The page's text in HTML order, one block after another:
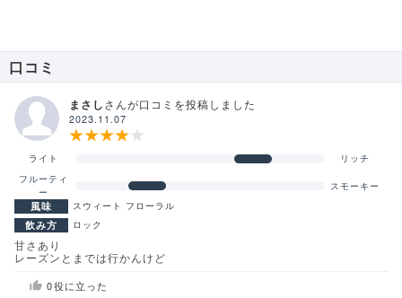
口コミ
まさしさんが口コミを投稿しました
2023.11.07
ライト
リッチ
フルーティ
ー
スモーキー
風味 スウィート フローラル
飲み方 ロック
甘さあり
レーズンとまでは行かんけど
0役に立った